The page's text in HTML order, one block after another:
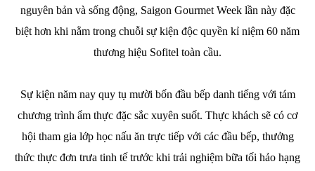
nguyên bản và sống động, Saigon Gourmet Week lần này đặc
biệt hơn khi nằm trong chuỗi sự kiện độc quyền kỉ niệm 60 năm
thương hiệu Sofitel toàn cầu.
Sự kiện năm nay quy tụ mười bốn đầu bếp danh tiếng với tám
chương trình ẩm thực đặc sắc xuyên suốt. Thực khách sẽ có cơ
hội tham gia lớp học nấu ăn trực tiếp với các đầu bếp, thưởng
thức thực đơn trưa tinh tế trước khi trải nghiệm bữa tối hảo hạng